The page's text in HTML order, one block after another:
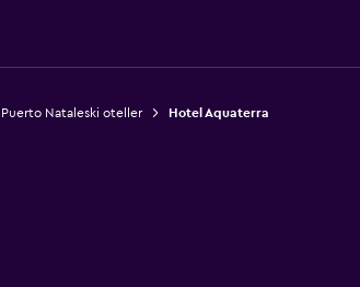
Puerto Nataleski oteller Hotel Aquaterra